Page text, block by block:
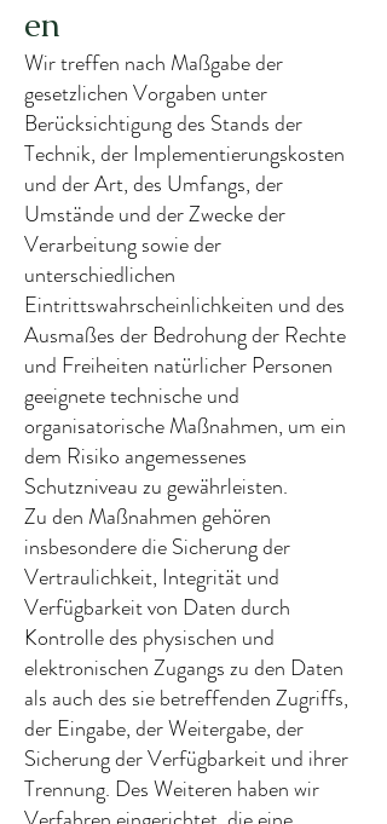
en
Wir treffen nach Maßgabe der
gesetzlichen Vorgaben unter
Berücksichtigung des Stands der
Technik, der Implementierungskosten
und der Art, des Umfangs, der
Umstände und der Zwecke der
Verarbeitung sowie der
unterschiedlichen
Eintrittswahrscheinlichkeiten und des
Ausmaßes der Bedrohung der Rechte
und Freiheiten natürlicher Personen
geeignete technische und
organisatorische Maßnahmen, um ein
dem Risiko angemessenes
Schutzniveau zu gewährleisten.
Zu den Maßnahmen gehören
insbesondere die Sicherung der
Vertraulichkeit, Integrität und
Verfügbarkeit von Daten durch
Kontrolle des physischen und
elektronischen Zugangs zu den Daten
als auch des sie betreffenden Zugriffs,
der Eingabe, der Weitergabe, der
Sicherung der Verfügbarkeit und ihrer
Trennung. Des Weiteren haben wir